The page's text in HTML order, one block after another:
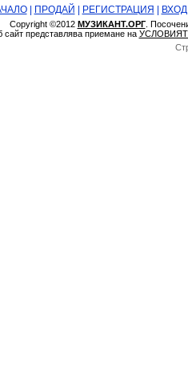
| ПРОДАЙ РЕГИСТРАЦИЯ ВХОД
Copyright ©2012 МУЗИКАНТ.ОРГ.
сайт представлява приемане на